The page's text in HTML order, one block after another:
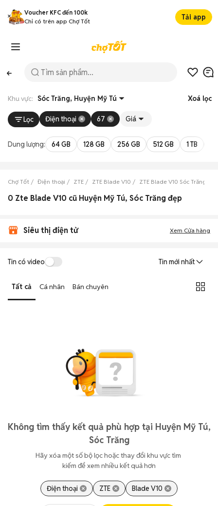
Voucher KFC đến 100k
Chỉ có trên app Chợ Tốt
Tải app
Khu vực: Sóc Trăng, Huyện Mỹ Tú Xoá lọc
Lọc Điện thoại 67 Giá
Dung lượng: 64 GB 128 GB 256 GB 512 GB 1 TB
Chợ Tốt Điện thoại ZTE ZTE Blade V10 ZTE Blade V10 Sóc Trăng
0 Zte Blade V10 cũ Huyện Mỹ Tú, Sóc Trăng đẹp
Siêu thị điện tử Xem Cửa hàng
Tin có video Tin mới nhất
Tất cả Cá nhân Bán chuyên
Không tìm thấy kết quả phù hợp tại Huyện Mỹ Tú,
Sóc Trăng
Hãy xóa một số bộ lọc hoặc thay đổi khu vực tìm
kiếm để xem nhiều kết quả hơn
Điện thoại ZTE Blade V10